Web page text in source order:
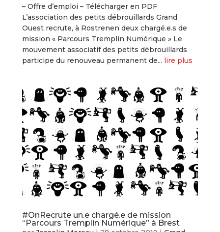
– Offre d’emploi – Télécharger en PDF
L’association des petits débrouillards Grand
Ouest recrute, à Rostrenen deux chargé.e.s de
mission « Parcours Tremplin Numérique » Le
mouvement associatif des petits débrouillards
participe du renouveau permanent de... lire plus
#OnRecrute un.e chargé.e de mission
“Parcours Tremplin Numérique” à Brest